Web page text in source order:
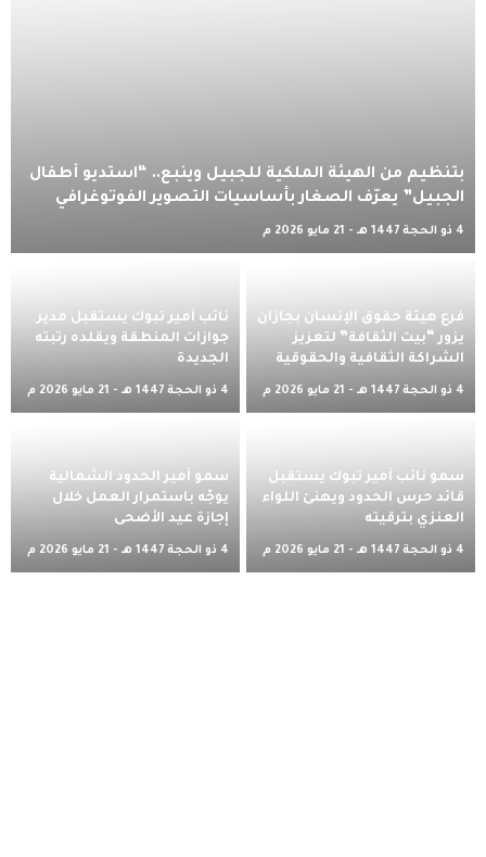
بتنظيم من الهيئة الملكية للجبيل وينبع.. “استديو أطفال
الجبيل” يعرّف الصغار بأساسيات التصوير الفوتوغرافي
4 ذو الحجة 1447 هـ - 21 مايو 2026 م
فرع هيئة حقوق الإنسان بجازان
يزور “بيت الثقافة” لتعزيز
الشراكة الثقافية والحقوقية
4 ذو الحجة 1447 هـ - 21 مايو 2026 م
نائب أمير تبوك يستقبل مدير
جوازات المنطقة ويقلده رتبته
الجديدة
4 ذو الحجة 1447 هـ - 21 مايو 2026 م
سمو نائب أمير تبوك يستقبل
قائد حرس الحدود ويهنئ اللواء
العنزي بترقيته
4 ذو الحجة 1447 هـ - 21 مايو 2026 م
سمو أمير الحدود الشمالية
يوجّه باستمرار العمل خلال
إجازة عيد الأضحى
4 ذو الحجة 1447 هـ - 21 مايو 2026 م